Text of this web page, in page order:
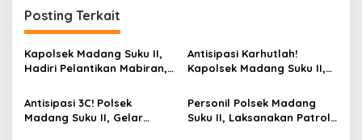
a
s
i
o
Posting Terkait
Kapolsek Madang Suku II,
Hadiri Pelantikan Mabiran,
Ranting Pramuka 2026-
2029
Antisipasi Karhutlah!
Kapolsek Madang Suku II,
Di Desa Batumarta X
Antisipasi 3C! Polsek
Madang Suku II, Gelar
Personil Polsek Madang
Suku II, Laksanakan Patroli